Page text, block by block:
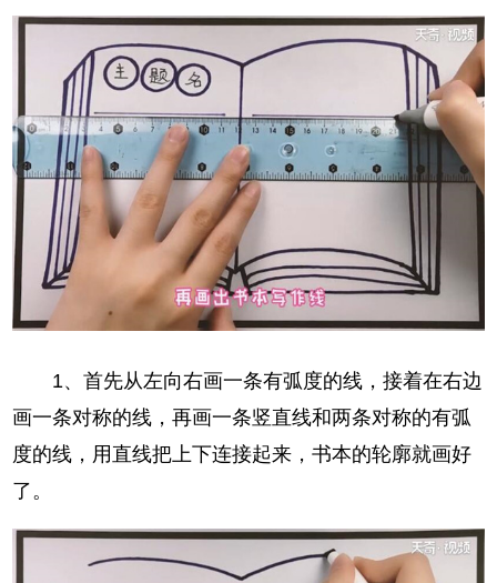
1、首先从左向右画一条有弧度的线，接着在右边
画一条对称的线，再画一条竖直线和两条对称的有弧
度的线，用直线把上下连接起来，书本的轮廓就画好
了。